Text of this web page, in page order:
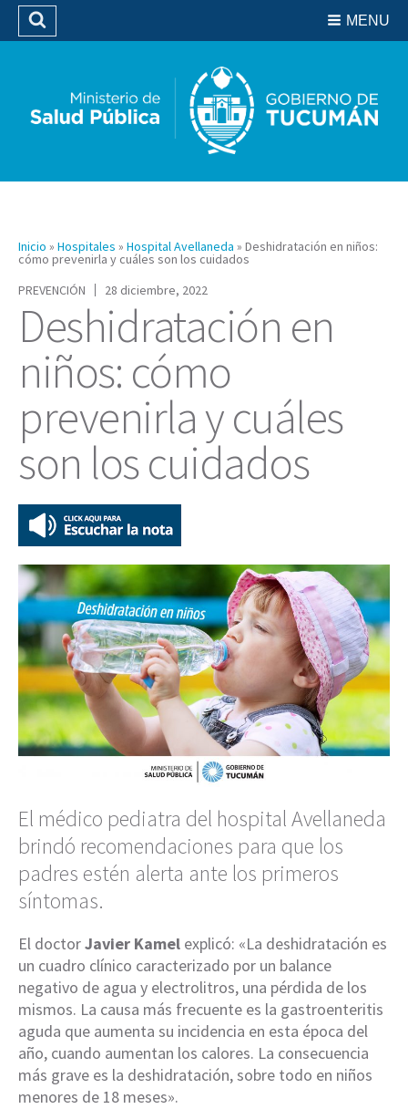
Biblioteca
MENU
Buscar
Inicio » Hospitales » Hospital Avellaneda » Deshidratación en niños:
cómo prevenirla y cuáles son los cuidados
PREVENCIÓN
28 diciembre, 2022
Deshidratación en
niños: cómo
prevenirla y cuáles
son los cuidados
El médico pediatra del hospital Avellaneda
brindó recomendaciones para que los
padres estén alerta ante los primeros
síntomas.
El doctorJavier Kamel explicó: «La deshidratación es
un cuadro clínico caracterizado por un balance
negativo de agua y electrolitros, una pérdida de los
mismos. La causa más frecuente es la gastroenteritis
aguda que aumenta su incidencia en esta época del
año, cuando aumentan los calores. La consecuencia
más grave es la deshidratación, sobre todo en niños
menores de 18 meses».